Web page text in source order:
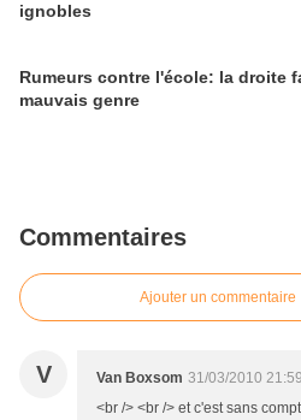
ignobles
Rumeurs contre l'école: la droite
mauvais genre
Commentaires
Ajouter un commentaire
V Van Boxsom 31/03/2010 21:59
<br /> <br /> et c'est sans